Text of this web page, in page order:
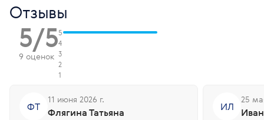
Отзывы
5/5
9 оценок
5
4
3
2
1
ФТ
11 июня 2026 г.
Флягина Татьяна ИЛ
25